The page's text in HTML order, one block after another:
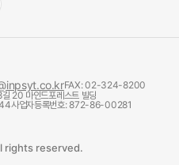
FAX: 02-324-8200
20 마인드포레스트 빌딩
사업자등록번호: 872-86-00281
rights reserved.